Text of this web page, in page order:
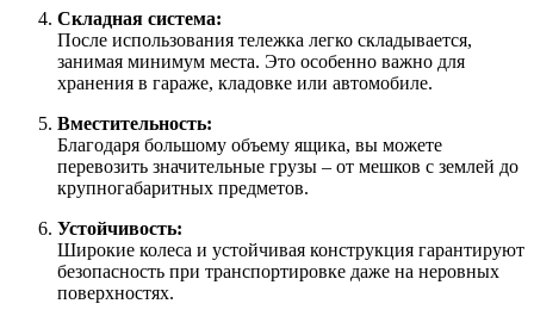
Складная система:
После использования тележка легко складывается,
занимая минимум места. Это особенно важно для
хранения в гараже, кладовке или автомобиле.
Вместительность:
Благодаря большому объему ящика, вы можете
перевозить значительные грузы – от мешков с землей до
крупногабаритных предметов.
Устойчивость:
Широкие колеса и устойчивая конструкция гарантируют
безопасность при транспортировке даже на неровных
поверхностях.